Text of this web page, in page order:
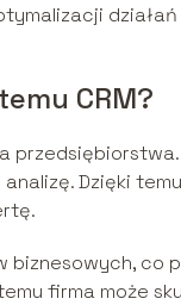
CRM?
Dzięki
co
firma może